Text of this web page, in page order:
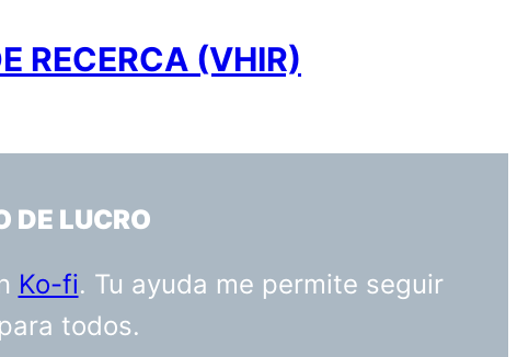
RECERCA (VHIR)
DE LUCRO
Ko-fi. Tu ayuda me permite seguir
todos.